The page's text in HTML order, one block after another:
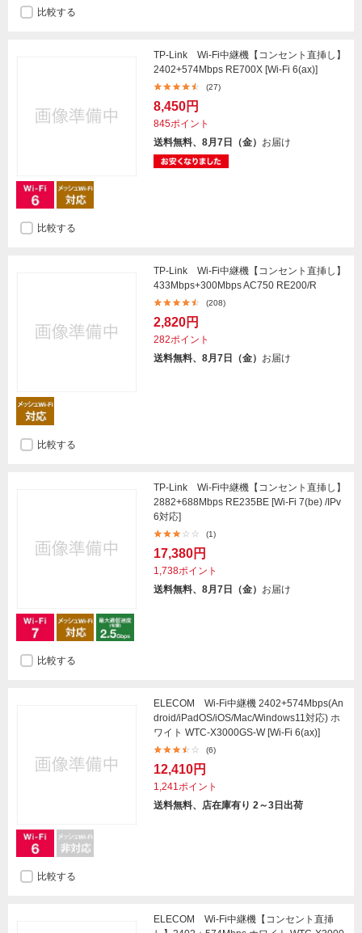
比較する
TP-Link Wi-Fi中継機【コンセント直挿し】
2402+574Mbps RE700X [Wi-Fi 6(ax)]
(27)
8,450円
845ポイント
送料無料、8月7日（金） お届け
比較する
TP-Link Wi-Fi中継機【コンセント直挿し】
433Mbps+300Mbps AC750 RE200/R
(208)
2,820円
282ポイント
送料無料、8月7日（金） お届け
比較する
TP-Link Wi-Fi中継機【コンセント直挿し】
2882+688Mbps RE235BE [Wi-Fi 7(be) /IPv
6対応]
(1)
17,380円
1,738ポイント
送料無料、8月7日（金） お届け
比較する
ELECOM Wi-Fi中継機 2402+574Mbps(An
droid/iPadOS/iOS/Mac/Windows11対応) ホ
ワイト WTC-X3000GS-W [Wi-Fi 6(ax)]
(6)
12,410円
1,241ポイント
送料無料、店在庫有り 2～3日出荷
比較する
ELECOM Wi-Fi中継機【コンセント直挿